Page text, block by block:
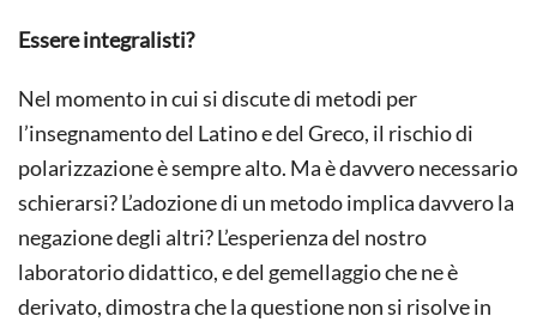
Essere integralisti?
Nel momento in cui si discute di metodi per
l’insegnamento del Latino e del Greco, il rischio di
polarizzazione è sempre alto. Ma è davvero necessario
schierarsi? L’adozione di un metodo implica davvero la
negazione degli altri? L’esperienza del nostro
laboratorio didattico, e del gemellaggio che ne è
derivato, dimostra che la questione non si risolve in